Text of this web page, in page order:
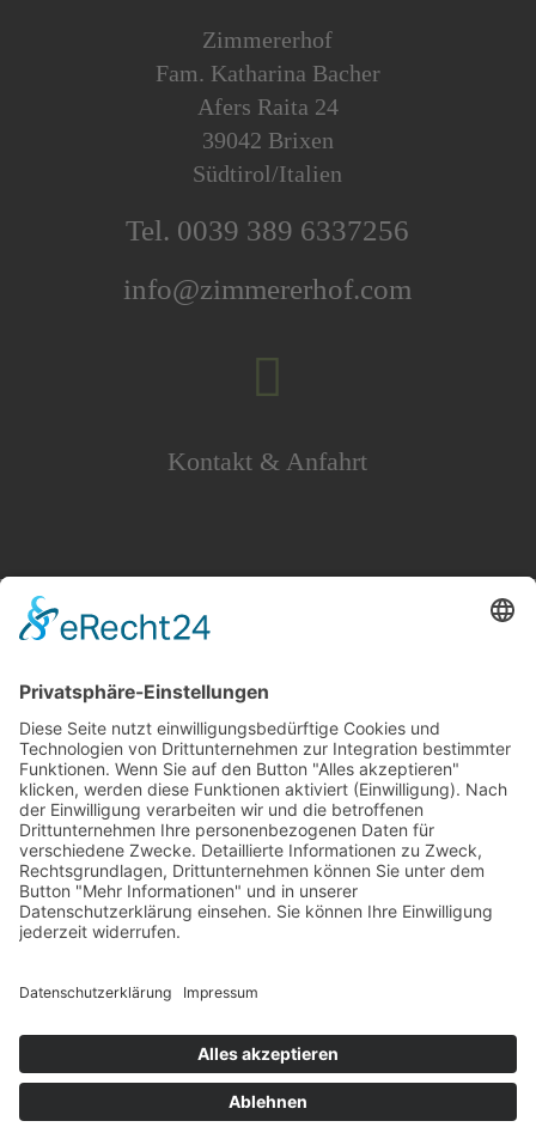
Zimmererhof
Fam. Katharina Bacher
Afers Raita 24
39042 Brixen
Südtirol/Italien
Tel. 0039 389 6337256
info@zimmererhof.com

Kontakt & Anfahrt
© Zimmererhof Impressum
powered by